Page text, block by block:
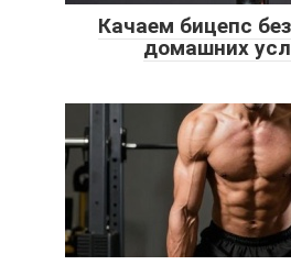
Качаем бицепс
домашних